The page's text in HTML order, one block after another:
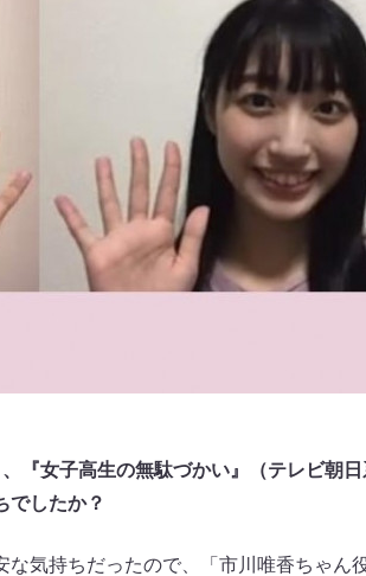
女子高生の無駄づかい』（テレビ朝日
でしたか？
気持ちだったので、「市川唯香ちゃん